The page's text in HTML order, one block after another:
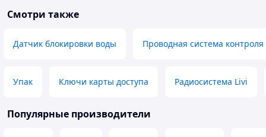
Смотри также
Датчик блокировки воды Проводная система
Упак Ключи карты доступа Радиосистема Livi
Популярные производители